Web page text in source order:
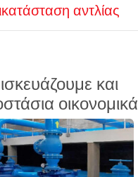
αντλίας
και
οικονομικά